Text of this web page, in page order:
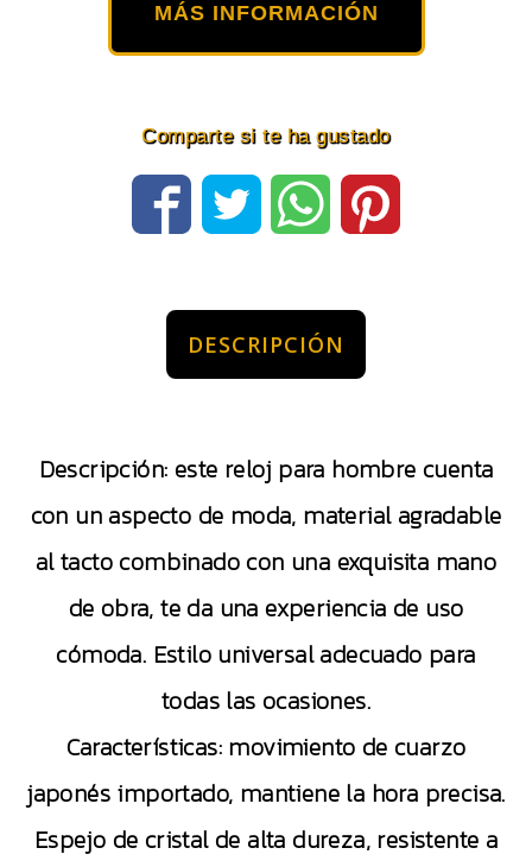
MÁS INFORMACIÓN
Comparte si te ha gustado
DESCRIPCIÓN
Descripción: este reloj para hombre cuenta
con un aspecto de moda, material agradable
al tacto combinado con una exquisita mano
de obra, te da una experiencia de uso
cómoda. Estilo universal adecuado para
todas las ocasiones.
Características: movimiento de cuarzo
japonés importado, mantiene la hora precisa.
Espejo de cristal de alta dureza, resistente a